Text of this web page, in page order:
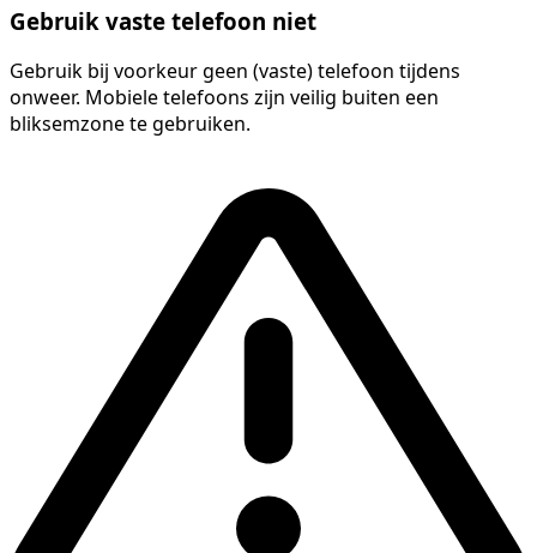
Gebruik vaste telefoon niet
Gebruik bij voorkeur geen (vaste) telefoon tijdens
onweer. Mobiele telefoons zijn veilig buiten een
bliksemzone te gebruiken.